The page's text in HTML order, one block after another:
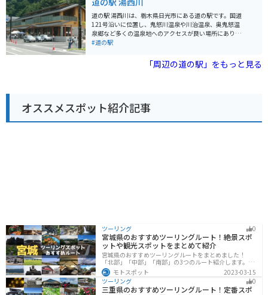
り、家族連れに人気です。 バイクで訪れる場合、駐車場
も広く停めやすいので安心です。 周辺には、塩谷町のシ
ンボルである「尚仁沢湧水群」や、温泉施設「尚仁沢温
泉 はーとらんどゆずの湯」など、観光スポットも点在し
ています。 地元の名産品としては、新鮮な野菜や果物、
材を使った料理を提供するレストランもあり、人気メニ
い道が多いです。 ただし、秋は紅葉シーズンとなるた
め、週末は渋滞が発生することもありますので、時間に
余裕を持って訪れることをおすすめします。
道の駅 湯西川は、栃木県日光市にある道の駅です。国道
121号沿いに位置し、鬼怒川温泉や川治温泉、奥鬼怒温
泉郷など多くの温泉地へのアクセスが良い場所にありま
す。 道の駅には、地元の農産物や特産品を販売する直売
しては、湯西川ダムカレーやゆばなどが有名です。 バイ
クで訪れる場合、駐車場も広く、休憩に最適な場所で
湯西川ダムや五十里湖など、自然豊かな観光スポットも
多いので、ツーリングの拠点としてもおすすめです。
#道の駅
「周辺の道の駅」をもっと見る
オススメスポット紹介記事
ツーリング 0
宮城県のおすすめツーリングルート！絶景スポ
ットや観光スポットをまとめて紹介
宮城県のおすすめツーリングルートをまとめました！
「北部」「中部」「南部」の3つのルート紹介します。キ
ツネ村や広大な山や滝、湖などを歴史や自然を満喫する
ツーリングができます。バイクで宮城県にツーリングに
行く際は参考にしてください。
モトスポット
2023-03-15
ツーリング
0
三重県のおすすめツーリングルート！定番スポ